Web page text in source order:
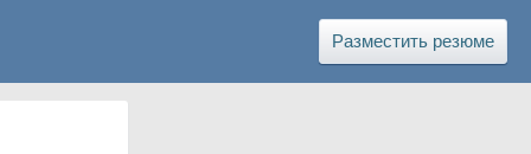
Разместить резюме